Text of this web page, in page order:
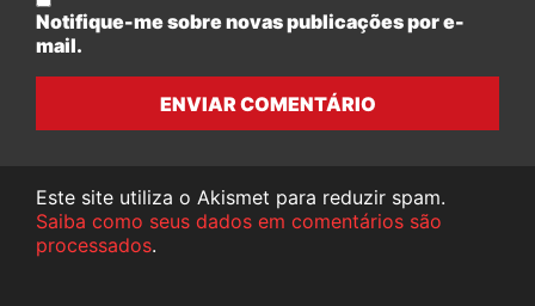
Notifique-me sobre novas publicações por e-
mail.
ENVIAR COMENTÁRIO
Este site utiliza o Akismet para reduzir spam.
Saiba como seus dados em comentários são
processados.